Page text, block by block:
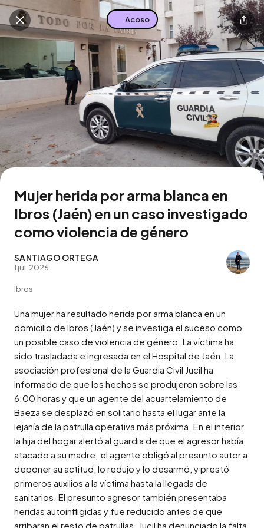
Descarga la app
Buscar en esta zona
Acoso
Mujer herida por arma blanca en
Ibros (Jaén) en un caso investigado
como violencia de género
SANTIAGO ORTEGA
1 jul. 2026
Ibros
Una mujer ha resultado herida por arma blanca en un
domicilio de Ibros (Jaén) y se investiga el suceso como
un posible caso de violencia de género. La víctima ha
sido trasladada e ingresada en el Hospital de Jaén. La
asociación profesional de la Guardia Civil Jucil ha
informado de que los hechos se produjeron sobre las
6:00 horas y que un agente del acuartelamiento de
Baeza se desplazó en solitario hasta el lugar ante la
lejanía de la patrulla operativa más próxima. En el interior,
la hija del hogar alertó al guardia de que el agresor había
atacado a su madre; el agente obligó al presunto autor a
deponer su actitud, lo redujo y lo desarmó, y prestó
primeros auxilios a la víctima hasta la llegada de
sanitarios. El presunto agresor también presentaba
heridas autoinfligidas y fue reducido antes de que
arribaran el resto de patrullas. Jucil ha denunciado la falta